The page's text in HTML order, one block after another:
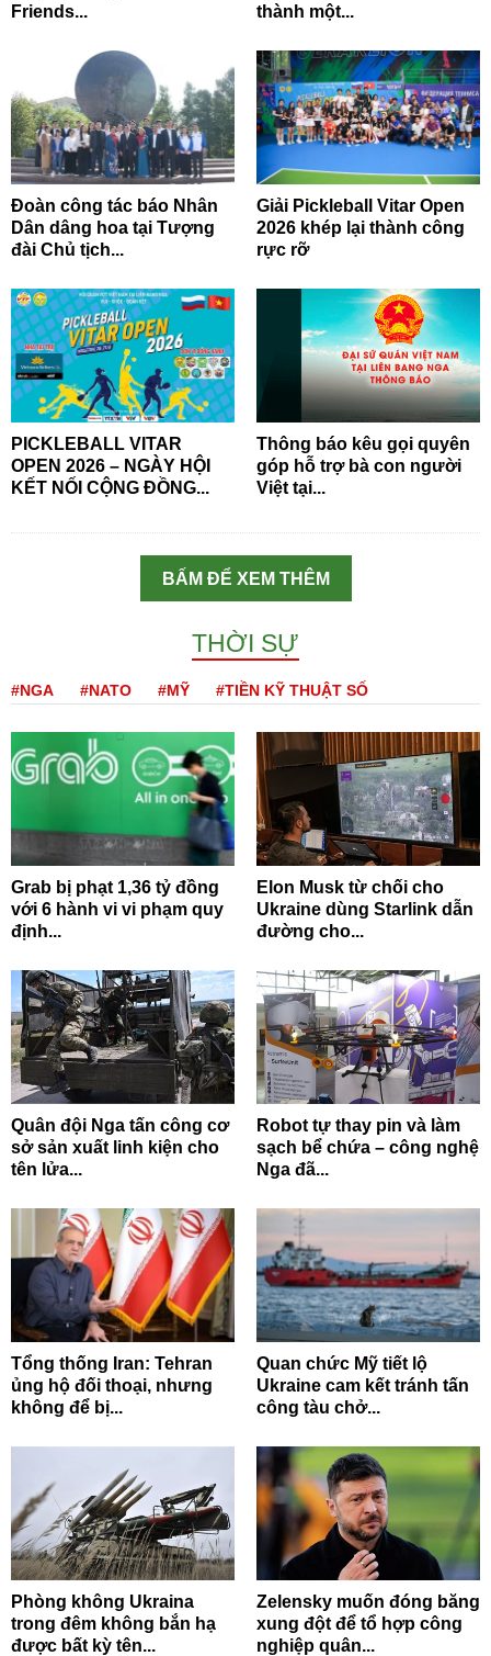
Friends...
thành một...
Đoàn công tác báo Nhân
Dân dâng hoa tại Tượng
đài Chủ tịch...
Giải Pickleball Vitar Open
2026 khép lại thành công
rực rỡ
PICKLEBALL VITAR
OPEN 2026 – NGÀY HỘI
KẾT NỐI CỘNG ĐỒNG...
Thông báo kêu gọi quyên
góp hỗ trợ bà con người
Việt tại...
BẤM ĐỂ XEM THÊM
THỜI SỰ
#NGA #NATO #MỸ #TIỀN KỸ THUẬT SỐ
Grab bị phạt 1,36 tỷ đồng
với 6 hành vi vi phạm quy
định...
Elon Musk từ chối cho
Ukraine dùng Starlink dẫn
đường cho...
Quân đội Nga tấn công cơ
sở sản xuất linh kiện cho
tên lửa...
Robot tự thay pin và làm
sạch bể chứa – công nghệ
Nga đã...
Tổng thống Iran: Tehran
ủng hộ đối thoại, nhưng
không để bị...
Quan chức Mỹ tiết lộ
Ukraine cam kết tránh tấn
công tàu chở...
Phòng không Ukraina
trong đêm không bắn hạ
được bất kỳ tên...
Zelensky muốn đóng băng
xung đột để tổ hợp công
nghiệp quân...